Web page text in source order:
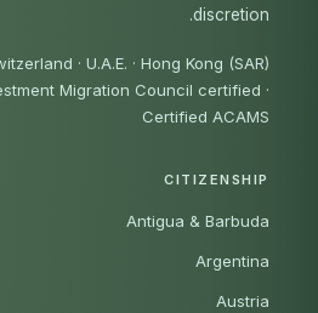
discretion.
· U.A.E. · Hong Kong (SAR)
Migration Council certified ·
Certified ACAMS
CITIZENSHIP
Antigua & Barbuda
Argentina
Austria